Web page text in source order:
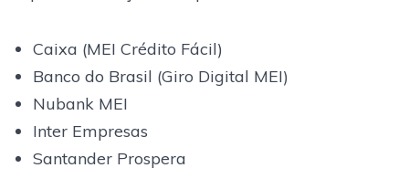
Caixa (MEI Crédito Fácil)
Banco do Brasil (Giro Digital MEI)
Nubank MEI
Inter Empresas
Santander Prospera